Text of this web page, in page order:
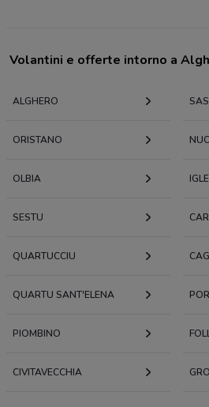
Volantini e offerte intorno a
ALGHERO
ORISTANO
OLBIA
SESTU
QUARTUCCIU
QUARTU SANT'ELENA
PIOMBINO
CIVITAVECCHIA